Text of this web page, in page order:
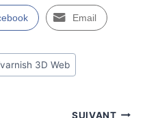
Email
3D Web
SUIVANT